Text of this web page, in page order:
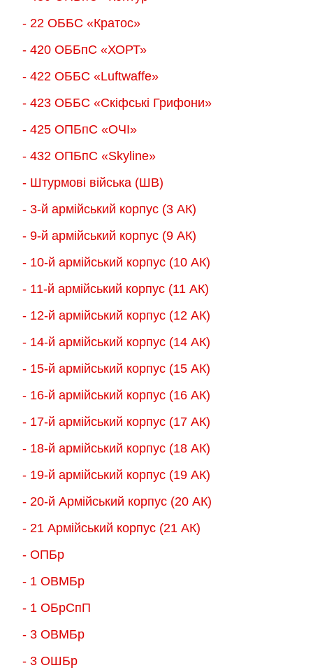
- 22 ОББС «Кратос»
- 420 ОББпС «ХОРТ»
- 422 ОББС «Luftwaffe»
- 423 ОББС «Скіфські Грифони»
- 425 ОПБпС «ОЧІ»
- 432 ОПБпС «Skyline»
- Штурмові війська (ШВ)
- 3-й армійський корпус (3 АК)
- 9-й армійський корпус (9 АК)
- 10-й армійський корпус (10 АК)
- 11-й армійський корпус (11 АК)
- 12-й армійський корпус (12 АК)
- 14-й армійський корпус (14 АК)
- 15-й армійський корпус (15 АК)
- 16-й армійський корпус (16 АК)
- 17-й армійський корпус (17 АК)
- 18-й армійський корпус (18 AК)
- 19-й армійський корпус (19 АК)
- 20-й Армійський корпус (20 АК)
- 21 Армійський корпус (21 АК)
- ОПБр
- 1 ОВМБр
- 1 ОБрСпП
- 3 ОВМБр
- 3 ОШБр